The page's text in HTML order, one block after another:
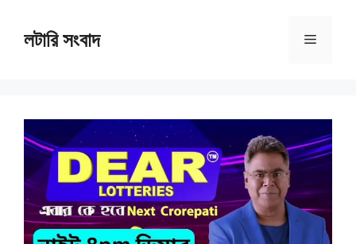
contentলটারি সংবাদ Menu